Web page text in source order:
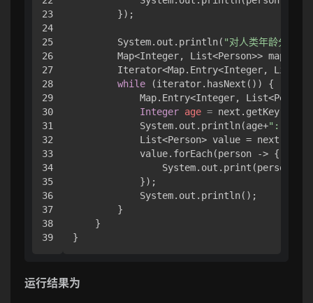
23
24
25
26
27
28
29
30
31
32
33
34
35
36
37
38
        });
        System.out.println(
"对人类年龄分组"
Map<Integer, List<Person>> map =
Iterator<Map.Entry<Integer,
while (iterator.hasNext()) {
Map.Entry<Integer,
Integer age = next.getKey();
            System.out.println(age+
":"
List<Person> value =
            value.forEach(person -> {
            });
            System.out.println();
        }
    }
}
运行结果为